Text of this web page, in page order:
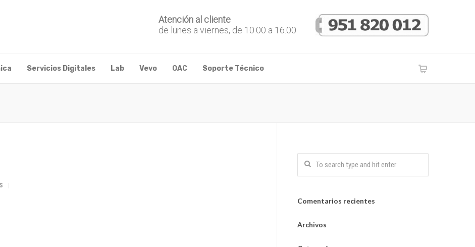
Atención al cliente
de lunes a viernes, de 10.00 a 16.00
Servicios Digitales Lab Vevo OAC Soporte Técnico
Comentarios recientes
Archivos